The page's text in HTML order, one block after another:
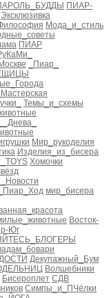
ПИАР-
Эксклюзивка
Мода_и_стиль
ПИАР
_Пиар_
Темы_и_схемы
Мир_рукоделия
Изделия_из_бисера
Хомочки
мир_бисера
Восток-
Юг
Декупажный_Бум
Волшебники
Бисероплет СДВ
Симпы_и_ПЧёлки